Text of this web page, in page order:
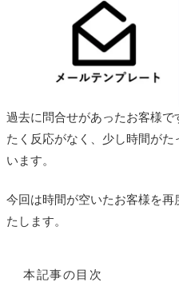
過去に問合せがあったお客様
たく反応がなく、少し時間が
います。
今回は時間が空いたお客様を
たします。
本記事の目次